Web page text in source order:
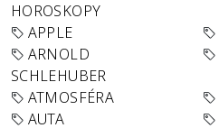
HOROSKOPY
APPLE
ARNOLD
SCHLEHUBER
ATMOSFÉRA
AUTA